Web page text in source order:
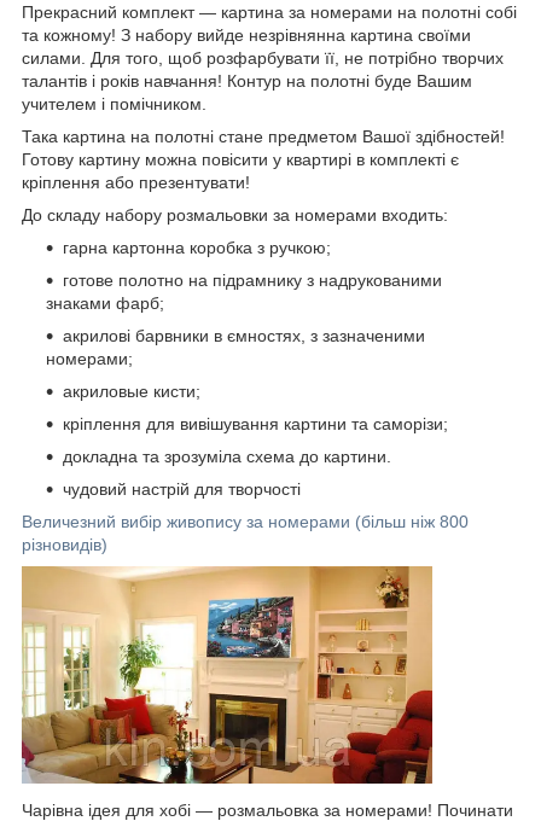
Прекрасний комплект — картина за номерами на полотні собі
та кожному! З набору вийде незрівнянна картина своїми
силами. Для того, щоб розфарбувати її, не потрібно творчих
талантів і років навчання! Контур на полотні буде Вашим
учителем і помічником.
Така картина на полотні стане предметом Вашої здібностей!
Готову картину можна повісити у квартирі в комплекті є
кріплення або презентувати!
До складу набору розмальовки за номерами входить:
гарна картонна коробка з ручкою;
готове полотно на підрамнику з надрукованими
знаками фарб;
акрилові барвники в ємностях, з зазначеними
номерами;
акриловые кисти;
кріплення для вивішування картини та саморізи;
докладна та зрозуміла схема до картини.
чудовий настрій для творчості
Величезний вибір живопису за номерами (більш ніж 800
різновидів)
Чарівна ідея для хобі — розмальовка за номерами! Починати